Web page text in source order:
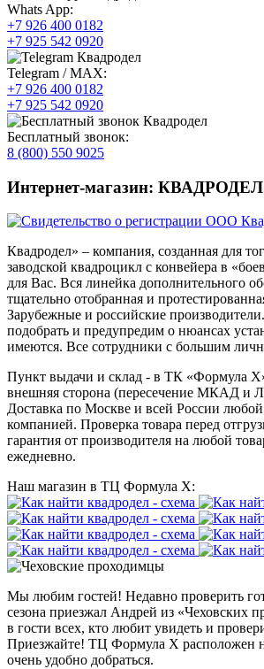
Whats App:
+7 926 400 0182
+7 925 542 0920
Telegram / MAX:
+7 926 400 0182
+7 925 542 0920
Бесплатный звонок:
8 (800) 550 9025
Интернет-магазин:
Квадродел» – компания, созданная для
заводской квадроцикл с конвейера в
для Вас. Вся линейка дополнительного
тщательно отобранная и
Зарубежные и российские
подобрать и предупредим о нюансах
имеются. Все сотрудники с большим
Пункт выдачи и склад - в ТК «Формула
внешняя сторона (пересечение МКАД и
Доставка по Москве и всей России
компанией. Проверка товара перед
гарантия от производителя на любой
ежедневно.
Наш магазин в ТЦ Формула Х:
Мы любим гостей! Недавно проверить
сезона приезжал Андрей из «Чеховских
в гости всех, кто любит увидеть и
Приезжайте! ТЦ Формула Х
очень удобно добраться.